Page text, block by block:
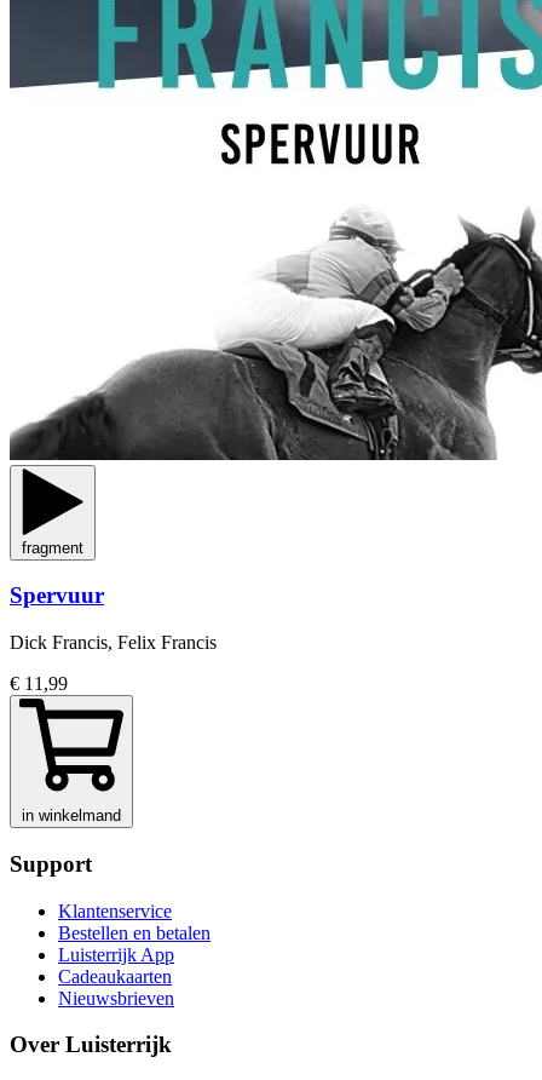
fragment
Spervuur
Dick Francis, Felix Francis
€ 11,99
in winkelmand
Support
Klantenservice
Bestellen en betalen
Luisterrijk App
Cadeaukaarten
Nieuwsbrieven
Over Luisterrijk